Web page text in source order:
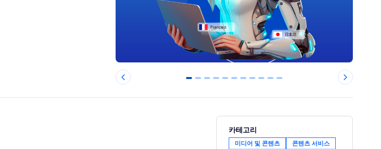
0 1 2 3 4 5 6 7 8 9 10
카테고리
미디어 및 콘텐츠 콘텐츠 서비스